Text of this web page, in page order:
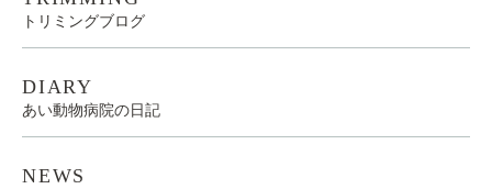
トリミングブログ
DIARY
あい動物病院の日記
NEWS